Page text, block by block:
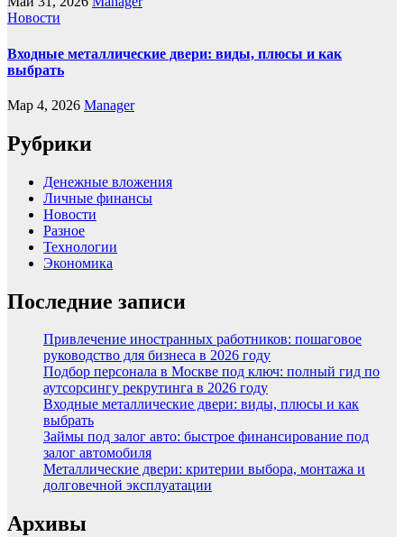
Новости
Входные металлические двери: виды, плюсы и как
выбрать
Мар 4, 2026 Manager
Рубрики
Денежные вложения
Личные финансы
Новости
Разное
Технологии
Экономика
Последние записи
Привлечение иностранных работников: пошаговое
руководство для бизнеса в 2026 году
Подбор персонала в Москве под ключ: полный гид по
аутсорсингу рекрутинга в 2026 году
Входные металлические двери: виды, плюсы и как
выбрать
Займы под залог авто: быстрое финансирование под
залог автомобиля
Металлические двери: критерии выбора, монтажа и
долговечной эксплуатации
Архивы